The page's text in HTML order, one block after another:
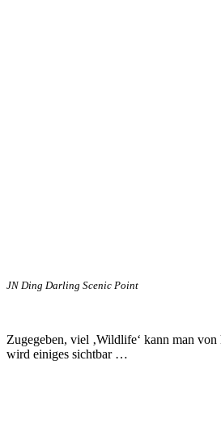
JN Ding Darling Scenic Point
Zugegeben, viel ‚Wildlife‘ kann man
wird einiges sichtbar …